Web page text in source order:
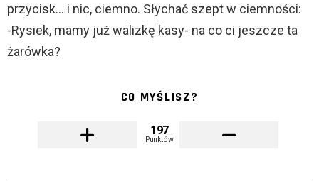
przycisk… i nic, ciemno. Słychać szept w ciemności:
-Rysiek, mamy już walizkę kasy- na co ci jeszcze ta
żarówka?
CO MYŚLISZ?
197
Punktów